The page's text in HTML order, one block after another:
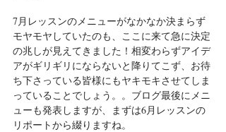
7月レッスンのメニューがなかなか決まらず
モヤモヤしていたのも、ここに来て急に決定
の兆しが見えてきました！相変わらずアイデ
アがギリギリにならないと降りてこず、お待
ち下さっている皆様にもヤキモキさせてしま
っていることでしょう。。ブログ最後にメニ
ューも発表しますが、まずは6月レッスンの
リポートから綴りますね。